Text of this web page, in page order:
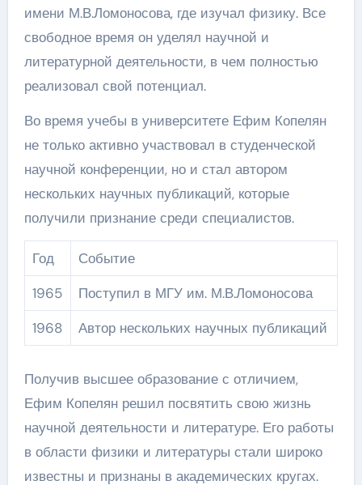
имени М.В.Ломоносова, где изучал физику. Все
свободное время он уделял научной и
литературной деятельности, в чем полностью
реализовал свой потенциал.
Во время учебы в университете Ефим Копелян
не только активно участвовал в студенческой
научной конференции, но и стал автором
нескольких научных публикаций, которые
получили признание среди специалистов.
Год
Событие
1965
Поступил в МГУ им. М.В.Ломоносова
1968
Автор нескольких научных публикаций
Получив высшее образование с отличием,
Ефим Копелян решил посвятить свою жизнь
научной деятельности и литературе. Его работы
в области физики и литературы стали широко
известны и признаны в академических кругах.